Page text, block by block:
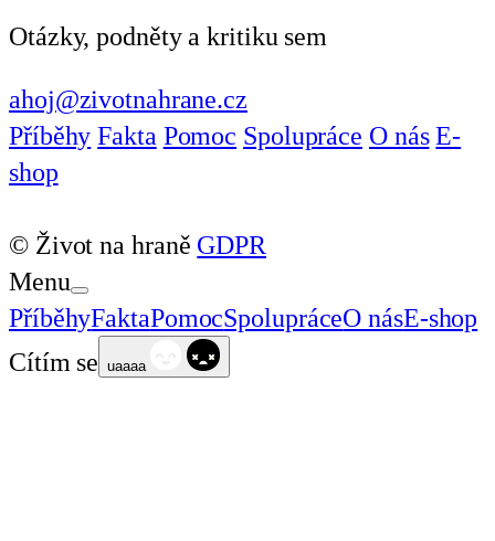
Otázky, podněty a kritiku sem
ahoj@zivotnahrane.cz
Příběhy Fakta Pomoc Spolupráce O nás E-
shop
© Život na hraně GDPR
Menu
PříběhyFaktaPomocSpolupráceO násE-shop
Cítím se
uaaaa